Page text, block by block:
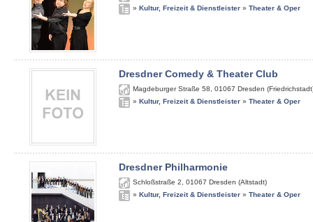
» Kultur, Freizeit & Dienstleister » Theater & Oper
Dresdner Comedy & Theater Club
Magdeburger Straße 58 01067 Dresden
» Kultur, Freizeit & Dienstleister » Theater & Oper
Dresdner Philharmonie
Schloßstraße 2 01067 Dresden (Altstadt)
» Kultur, Freizeit & Dienstleister » Theater & Oper